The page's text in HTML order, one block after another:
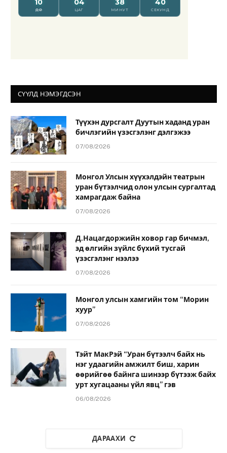
СҮҮЛД НЭМЭГДСЭН
Түүхэн дурсгалт Дуутын хаданд уран
бичлэгийн үзэсгэлэнг дэлгэжээ
07/08/2026
Монгол Улсын хүүхэлдэйн театрын
уран бүтээлчид олон улсын сургалтад
хамрагдаж байна
07/08/2026
Д.Нацагдоржийн ховор гар бичмэл,
эд өлгийн зүйлс бүхий тусгай
үзэсгэлэнг нээлээ
07/08/2026
Монгол улсын хамгийн том “Морин
хуур”
07/08/2026
Тэйт МакРэй “Уран бүтээлч байх нь
нэг удаагийн амжилт биш, харин
өөрийгөө байнга шинээр бүтээж байх
урт хугацааны үйл явц” гэв
06/08/2026
ДАРААХИ